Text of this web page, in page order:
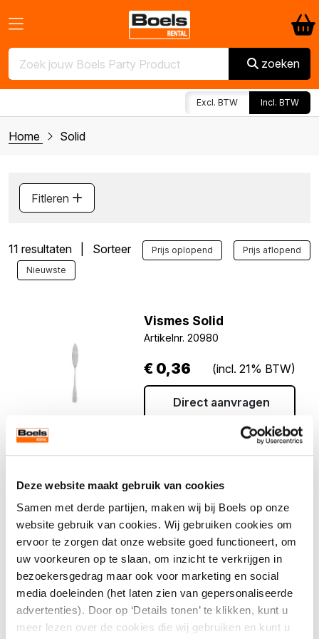
Deze website maakt gebruik van cookies
Samen met derde partijen, maken wij bij Boels op onze
website gebruik van cookies. Wij gebruiken cookies om
ervoor te zorgen dat onze website goed functioneert, om
uw voorkeuren op te slaan, om inzicht te verkrijgen in
bezoekersgedrag maar ook voor marketing en social
media doeleinden (het laten zien van gepersonaliseerde
advertenties). Door op ‘Details tonen’ te klikken, kunt u
meer lezen over de cookies die wij gebruiken en kunt u
zoeken
Excl. BTW Incl. BTW
Home Solid
Fitleren
11 resultaten | Sorteer Prijs oplopend
Prijs aflopend
Nieuwste
Vismes Solid
Artikelnr. 20980
€ 0,36 (incl. 21% BTW)
Direct aanvragen
Visvork Solid
Artikelnr. 21026
€0,36 (incl. 21% BTW)
Direct aanvragen